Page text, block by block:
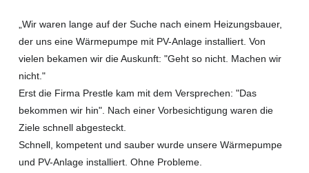
„Wir waren lange auf der Suche nach einem Heizungsbauer,
der uns eine Wärmepumpe mit PV-Anlage installiert. Von
vielen bekamen wir die Auskunft: "Geht so nicht. Machen wir
nicht."
Erst die Firma Prestle kam mit dem Versprechen: "Das
bekommen wir hin". Nach einer Vorbesichtigung waren die
Ziele schnell abgesteckt.
Schnell, kompetent und sauber wurde unsere Wärmepumpe
und PV-Anlage installiert. Ohne Probleme.